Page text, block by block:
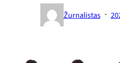
Žurnalistas ·